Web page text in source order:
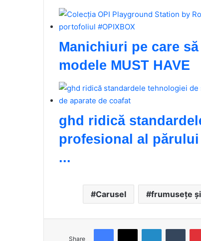
Manichiuri pe care
modele MUST HAVE
ghd ridică
profesional al
...
Carusel frumusețe
Share